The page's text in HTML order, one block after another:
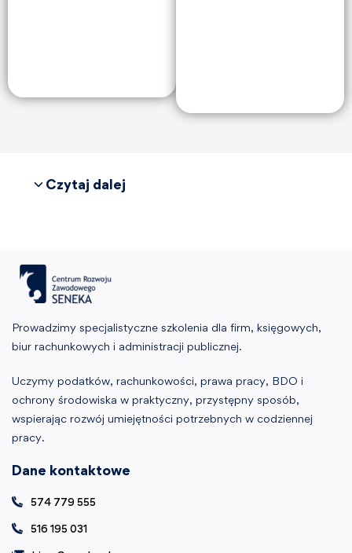
Czytaj dalej
Prowadzimy specjalistyczne szkolenia dla firm, księgowych,
biur rachunkowych i administracji publicznej.
Uczymy podatków, rachunkowości, prawa pracy, BDO i
ochrony środowiska w praktyczny, przystępny sposób,
wspierając rozwój umiejętności potrzebnych w codziennej
pracy.
Dane kontaktowe
574 779 555
516 195 031